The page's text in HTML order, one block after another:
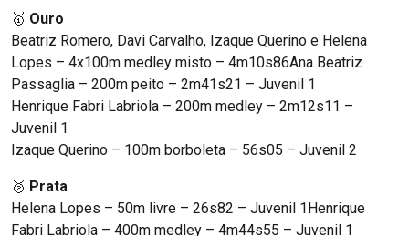
🥇 Ouro
Beatriz Romero, Davi Carvalho, Izaque Querino e Helena
Lopes – 4x100m medley misto – 4m10s86Ana Beatriz
Passaglia – 200m peito – 2m41s21 – Juvenil 1
Henrique Fabri Labriola – 200m medley – 2m12s11 –
Juvenil 1
Izaque Querino – 100m borboleta – 56s05 – Juvenil 2
🥈 Prata
Helena Lopes – 50m livre – 26s82 – Juvenil 1Henrique
Fabri Labriola – 400m medley – 4m44s55 – Juvenil 1